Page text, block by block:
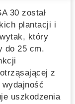
30 został
plantacji i
który
do 25 cm.
z
uszkodzenia